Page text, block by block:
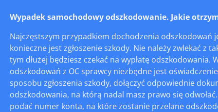
Wypadek samochodowy odszkodowanie. Jakie
Najczęstszym przypadkiem dochodzenia odszkodowań
konieczne jest zgłoszenie szkody. Nie należy zwlekać z
tym dłużej będziesz czekać na wypłatę
odszkodowań z OC sprawcy niezbędne jest
sposobu zgłoszenia szkody, dołączyć odpowiednie
odszkodowania, na którą nadal masz prawo się
podać numer konta, na które zostanie przelane